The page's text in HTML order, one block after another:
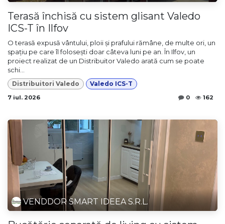
Terasă închisă cu sistem glisant Valedo
ICS-T în Ilfov
O terasă expusă vântului, ploii și prafului rămâne, de multe ori, un
spațiu pe care îl folosești doar câteva luni pe an. În Ilfov, un
proiect realizat de un Distribuitor Valedo arată cum se poate
schi...
Distribuitori Valedo Valedo ICS-T
7 iul. 2026 0 162
VENDDOR SMART IDEEA S.R.L.